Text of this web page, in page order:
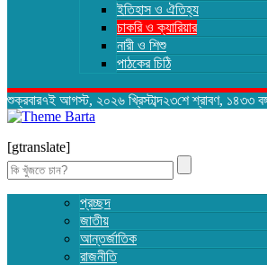
ইতিহাস ও ঐতিহ্য
চাকরি ও ক্যারিয়ার
নারী ও শিশু
পাঠকের চিঠি
শুক্রবার৭ই আগস্ট, ২০২৬ খ্রিস্টাব্দ২৩শে শ্রাবণ, ১৪৩৩
[gtranslate]
Search
for:
প্রচ্ছদ
জাতীয়
আন্তর্জাতিক
রাজনীতি